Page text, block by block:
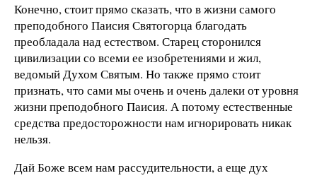
Конечно, стоит прямо сказать, что в жизни самого
преподобного Паисия Святогорца благодать
преобладала над естеством. Старец сторонился
цивилизации со всеми ее изобретениями и жил,
ведомый Духом Святым. Но также прямо стоит
признать, что сами мы очень и очень далеки от уровня
жизни преподобного Паисия. А потому естественные
средства предосторожности нам игнорировать никак
нельзя.
Дай Боже всем нам рассудительности, а еще дух